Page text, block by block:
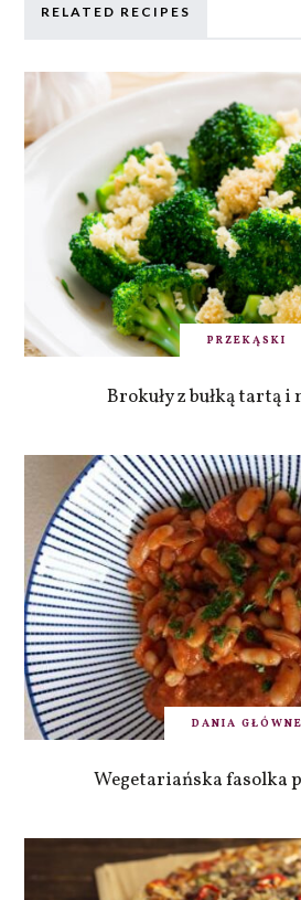
RELATED RECIPES
PRZEKĄSKI
Brokuły z bułką tartą i
DANIA GŁÓWNE
Wegetariańska fasolka